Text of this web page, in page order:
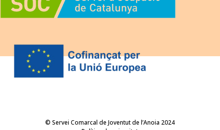
© Servei Comarcal de Joventut de l’Anoia 2024